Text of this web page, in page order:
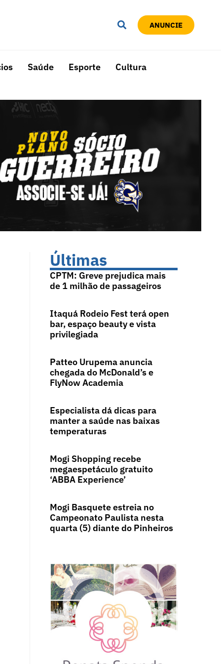
ANUNCIE
Saúde Esporte Cultura
Últimas
CPTM: Greve prejudica mais
de 1 milhão de passageiros
Itaquá Rodeio Fest terá open
bar, espaço beauty e vista
privilegiada
Patteo Urupema anuncia
chegada do McDonald’s e
FlyNow Academia
Especialista dá dicas para
manter a saúde nas baixas
temperaturas
Mogi Shopping recebe
megaespetáculo gratuito
‘ABBA Experience’
Mogi Basquete estreia no
Campeonato Paulista nesta
quarta (5) diante do Pinheiros